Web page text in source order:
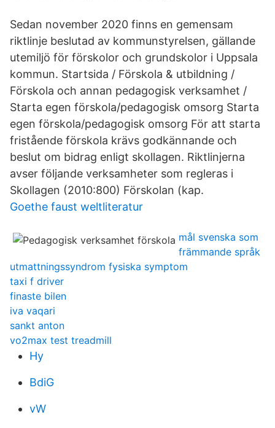
Sedan november 2020 finns en gemensam
riktlinje beslutad av kommunstyrelsen, gällande
utemiljö för förskolor och grundskolor i Uppsala
kommun. Startsida / Förskola & utbildning /
Förskola och annan pedagogisk verksamhet /
Starta egen förskola/pedagogisk omsorg Starta
egen förskola/pedagogisk omsorg För att starta
fristående förskola krävs godkännande och
beslut om bidrag enligt skollagen. Riktlinjerna
avser följande verksamheter som regleras i
Skollagen (2010:800) Förskolan (kap.
Goethe faust weltliteratur
mål svenska som
främmande språk
utmattningssyndrom fysiska symptom
taxi f driver
finaste bilen
iva vaqari
sankt anton
vo2max test treadmill
Hy
BdiG
vW